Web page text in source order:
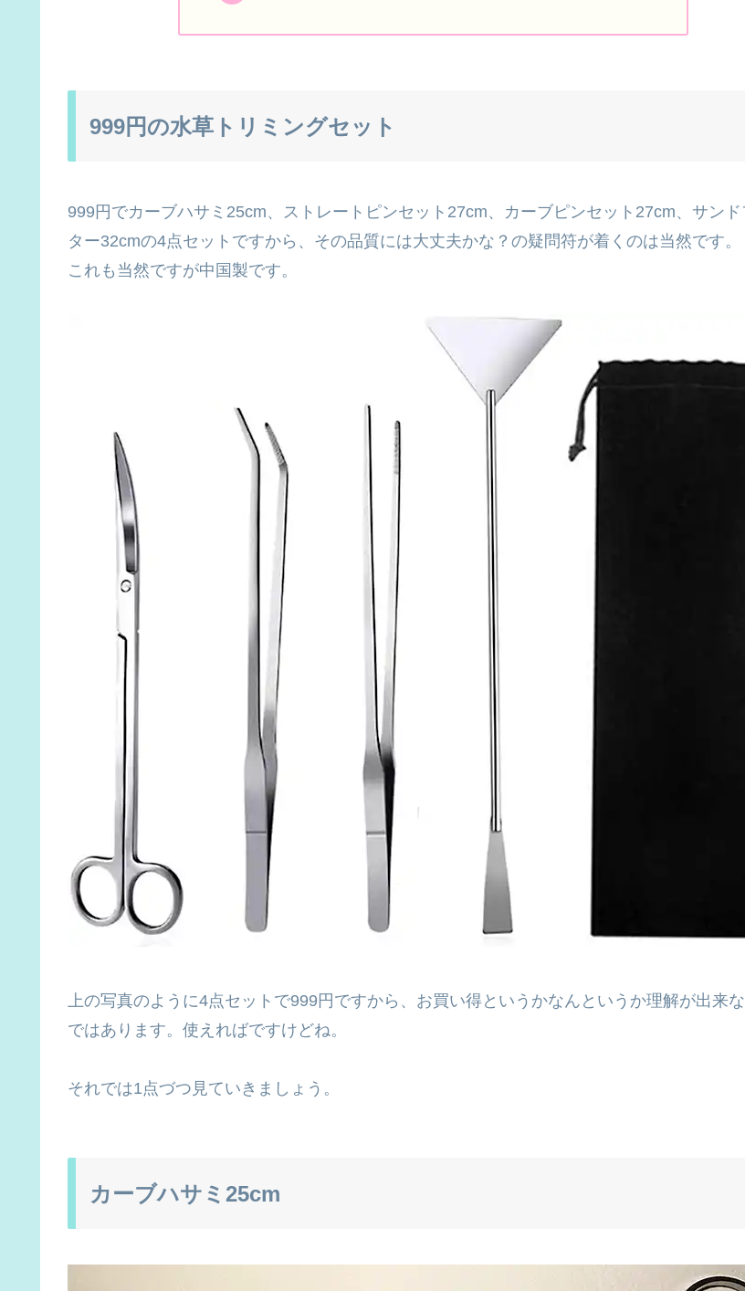
999円の水草トリミングセット
999円でカーブハサミ25cm、ストレートピンセット27cm、カーブピンセット27cm、サンド
ター32cmの4点セットですから、その品質には大丈夫かな？の疑問符が着くのは当然です。
これも当然ですが中国製です。
上の写真のように4点セットで999円ですから、お買い得というかなんというか理解が出来
ではあります。使えればですけどね。
それでは1点づつ見ていきましょう。
カーブハサミ25cm